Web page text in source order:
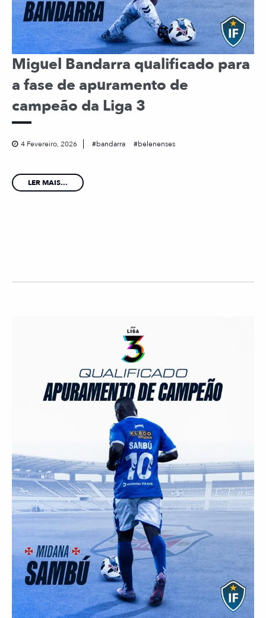
Miguel Bandarra qualificado para
a fase de apuramento de
campeão da Liga 3
4 Fevereiro, 2026 bandarra belenenses
LER MAIS...